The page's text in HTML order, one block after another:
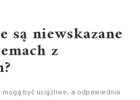
są niewskazane
z
być uciążliwe, a odpowiednia